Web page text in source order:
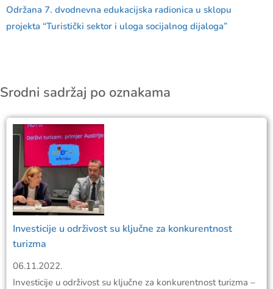
Održana 7. dvodnevna edukacijska radionica u sklopu
projekta “Turistički sektor i uloga socijalnog dijaloga”
Srodni sadržaj po oznakama
Investicije u održivost su ključne za konkurentnost
turizma
06.11.2022.
Investicije u održivost su ključne za konkurentnost turizma –